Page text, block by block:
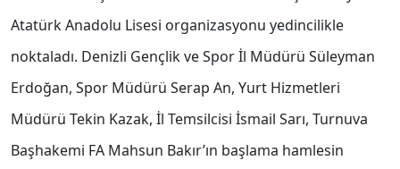
Atatürk Anadolu Lisesi organizasyonu yedincilikle
noktaladı. Denizli Gençlik ve Spor İl Müdürü Süleyman
Erdoğan, Spor Müdürü Serap An, Yurt Hizmetleri
Müdürü Tekin Kazak, İl Temsilcisi İsmail Sarı, Turnuva
Başhakemi FA Mahsun Bakır’ın başlama hamlesin